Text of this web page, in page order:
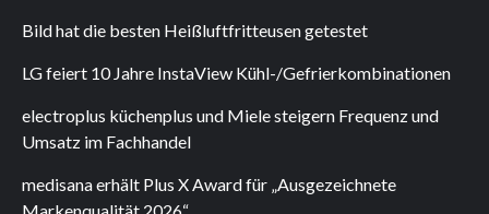
Bild hat die besten Heißluftfritteusen getestet
LG feiert 10 Jahre InstaView Kühl-/Gefrierkombinationen
electroplus küchenplus und Miele steigern Frequenz und
Umsatz im Fachhandel
medisana erhält Plus X Award für „Ausgezeichnete